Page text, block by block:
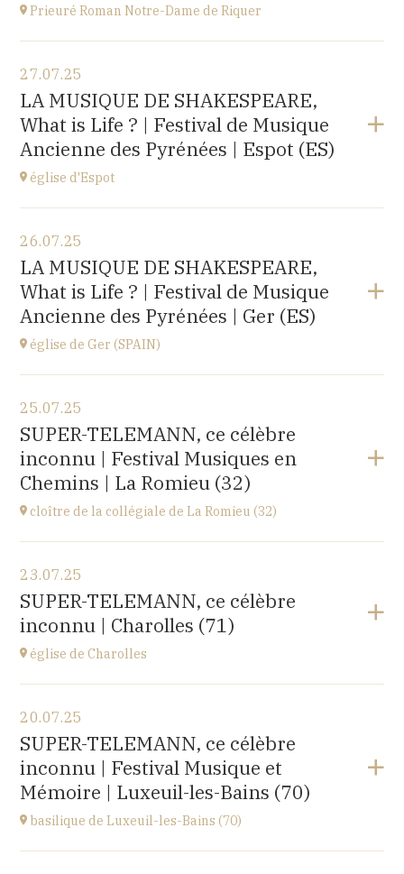
Prieuré Roman Notre-Dame de Riquer
Mas Riquer, Catllar (66500)
à21H00
27.07.25
LA MUSIQUE DE SHAKESPEARE,
What is Life ? | Festival de Musique
Ancienne des Pyrénées | Espot (ES)
église d'Espot
église d'Espot,
SPAIN
à19H00
Acheter vos billets
26.07.25
LA MUSIQUE DE SHAKESPEARE,
What is Life ? | Festival de Musique
Ancienne des Pyrénées | Ger (ES)
église de Ger (SPAIN)
église Santa Coloma,
Plaça d'Andreu Xandri, 17539 Ger (SPAIN)
à19H00
Acheter vos billets
25.07.25
SUPER-TELEMANN, ce célèbre
inconnu | Festival Musiques en
Chemins | La Romieu (32)
cloître de la collégiale de La Romieu (32)
collégiale Saint-Pierre,
rue du docteur Lucante, 32480 La Romieu
à19H00
Acheter vos billets
23.07.25
SUPER-TELEMANN, ce célèbre
inconnu | Charolles (71)
église de Charolles
église du Sacré-Coeur,
8 Place de l'Église, 71120 Charolles
à11H
Accéder au site
20.07.25
SUPER-TELEMANN, ce célèbre
inconnu | Festival Musique et
Mémoire | Luxeuil-les-Bains (70)
basilique de Luxeuil-les-Bains (70)